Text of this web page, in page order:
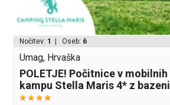
Nočitev: 1 | Oseb: 6
Umag, Hrvaška
POLETJE! Počitnice v
kampu Stella Maris 4* z